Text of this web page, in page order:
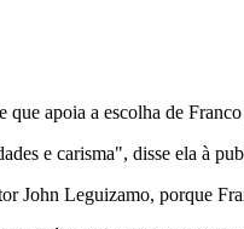
apoia a escolha de
e carisma", disse ela à
John Leguizamo, porque